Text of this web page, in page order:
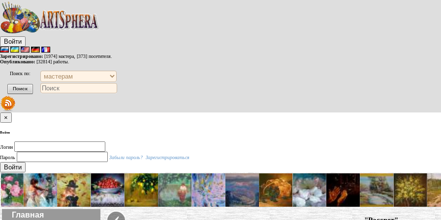
Войти
Зарегистрировано: [1974] мастера, [373] посетителя.
Опубликовано: [32814] работы.
Поиск по:
×
Войти
Логин
Пароль
Забыли пароль? Зарегистрироваться
Войти
Главная